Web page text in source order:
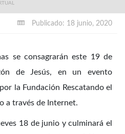
Publicado: 18 junio, 2020
se consagrarán este 19 de
de Jesús, en un evento
la Fundación Rescatando el
a través de Internet.
18 de junio y culminará el